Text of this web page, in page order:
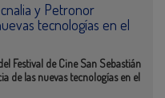
y Petronor
tecnologías en el
Festival de Cine San Sebastián
de las nuevas tecnologías en el